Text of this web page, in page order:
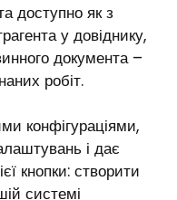
доступно як з
у довіднику,
документа –
робіт.
конфігураціями,
і дає
кнопки: створити
системі